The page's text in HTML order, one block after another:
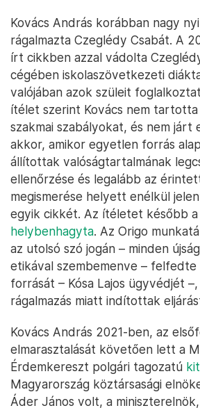
Kovács András korábban nagy
rágalmazta Czeglédy Csabát. A
írt cikkben azzal vádolta
cégében iskolaszövetkezeti
valójában azok szüleit
ítélet szerint Kovács nem
szakmai szabályokat, és nem járt
akkor, amikor egyetlen forrás
állítottak valóságtartalmának
ellenőrzése és legalább az
megismerése helyett enélkül
egyik cikkét. Az ítéletet később a
helybenhagyta. Az Origo
az utolsó szó jogán – minden
etikával szembemenve –
forrását – Kósa Lajos ügyvédjét
rágalmazás miatt indítottak
Kovács András 2021-ben, az
elmarasztalását követően lett a
Érdemkereszt polgári tagozatú
Magyarország köztársasági
Áder János volt, a